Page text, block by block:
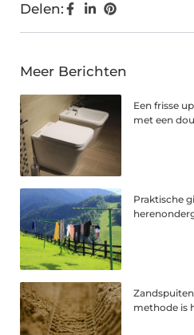
Delen:
Meer Berichten
Een frisse
met een
Praktische
methode is